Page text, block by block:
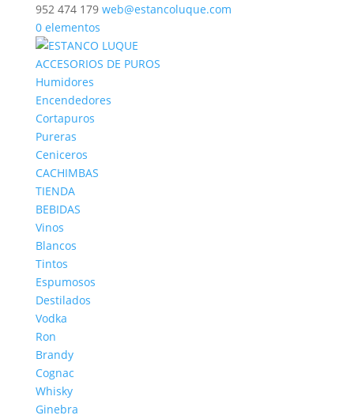
952 474 179 web@estancoluque.com
0 elementos
ACCESORIOS DE PUROS
Humidores
Encendedores
Cortapuros
Pureras
Ceniceros
CACHIMBAS
TIENDA
BEBIDAS
Vinos
Blancos
Tintos
Espumosos
Destilados
Vodka
Ron
Brandy
Cognac
Whisky
Ginebra